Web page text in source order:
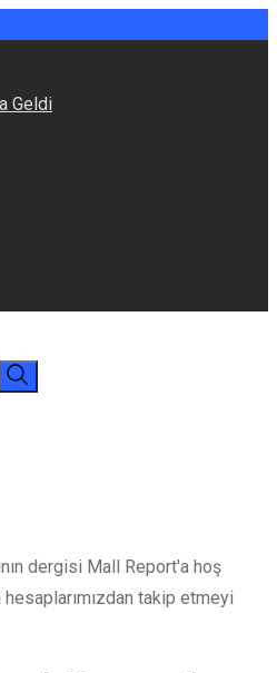
Geldi
dergisi Mall Report'a hoş
takip etmeyi